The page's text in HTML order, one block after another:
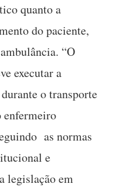
quanto a
do paciente,
“O
executar a
o transporte
enfermeiro
as normas
e
legislação em